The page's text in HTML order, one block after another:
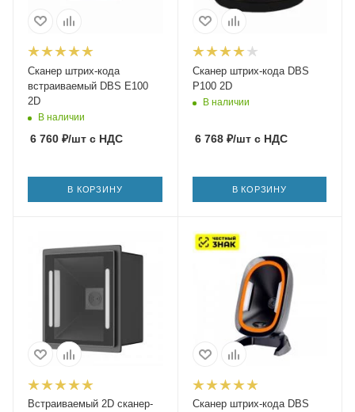
Сканер штрих-кода
встраиваемый DBS E100
2D
В наличии
6 760 ₽/шт с НДС
В КОРЗИНУ
Сканер штрих-кода DBS
P100 2D
В наличии
6 768₽/штс НДС
В КОРЗИНУ
Встраиваемый 2D сканер-
Сканер штрих-кода DBS